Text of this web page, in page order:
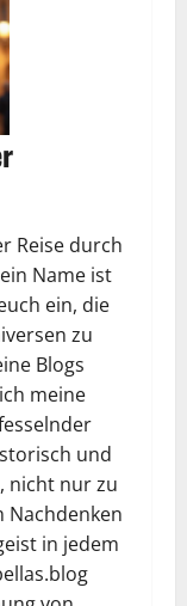
Reise durch
Name ist
ein, die
zu
Blogs
meine
und
nicht nur zu
Nachdenken
in jedem